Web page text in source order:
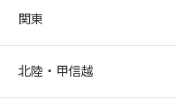
関東
北陸・甲信越